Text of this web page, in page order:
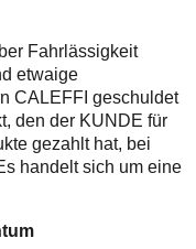
Fahrlässigkeit
etwaige
CALEFFI geschuldet
den der KUNDE für
gezahlt hat, bei
handelt sich um eine